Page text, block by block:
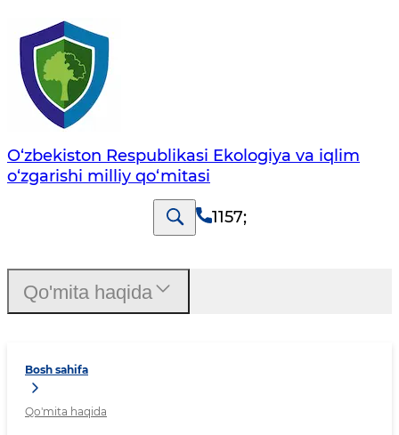
O‘zbekiston Respublikasi Ekologiya va iqlim
o‘zgarishi milliy qo‘mitasi
1157;
Bosh sahifa
Qo'mita haqida
Qo'mita haqida